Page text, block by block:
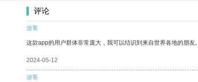
评论
游客
这款app的用户群体非常庞大，我可以结识到来自世界各地的朋友。
2024-05-12
游客